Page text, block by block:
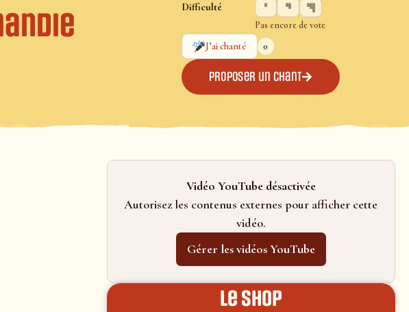
Difficulté
Pas encore de vote
J’ai chanté
0
Proposer un chant
Vidéo YouTube désactivée
Autorisez les contenus externes pour afficher cette
vidéo.
Gérer les vidéos YouTube
le shop